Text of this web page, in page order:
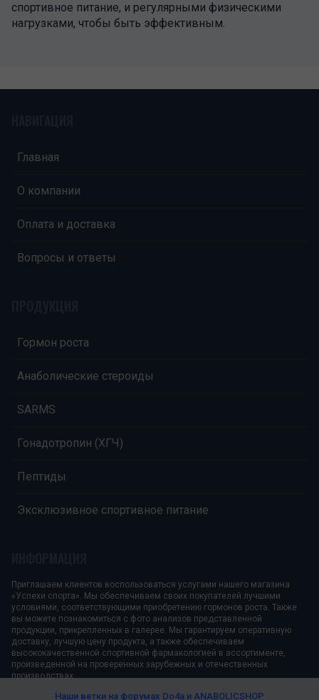
Наши ветки на форумах Do4a и ANABOLICSHOP
спортивное питание, и регулярными физическими
нагрузками, чтобы быть эффективным.
Главная
О компании
Оплата и доставка
Вопросы и ответы
Гормон роста
Анаболические стероиды
SARMS
Гонадотропин (ХГЧ)
Пептиды
Эксклюзивное спортивное питание
Приглашаем клиентов воспользоваться услугами нашего магазина
«Успехи спорта». Мы обеспечиваем своих покупателей лучшими
условиями, соответствующими приобретению гормонов роста. Также
вы можете познакомиться с фото анализов представленной
продукции, прикрепленных в галерее. Мы гарантируем оперативную
доставку, лучшую цену продукта, а также обеспечиваем
высококачественной спортивной фармакологией в ассортименте,
произведенной на проверенных зарубежных и отечественных
производствах.